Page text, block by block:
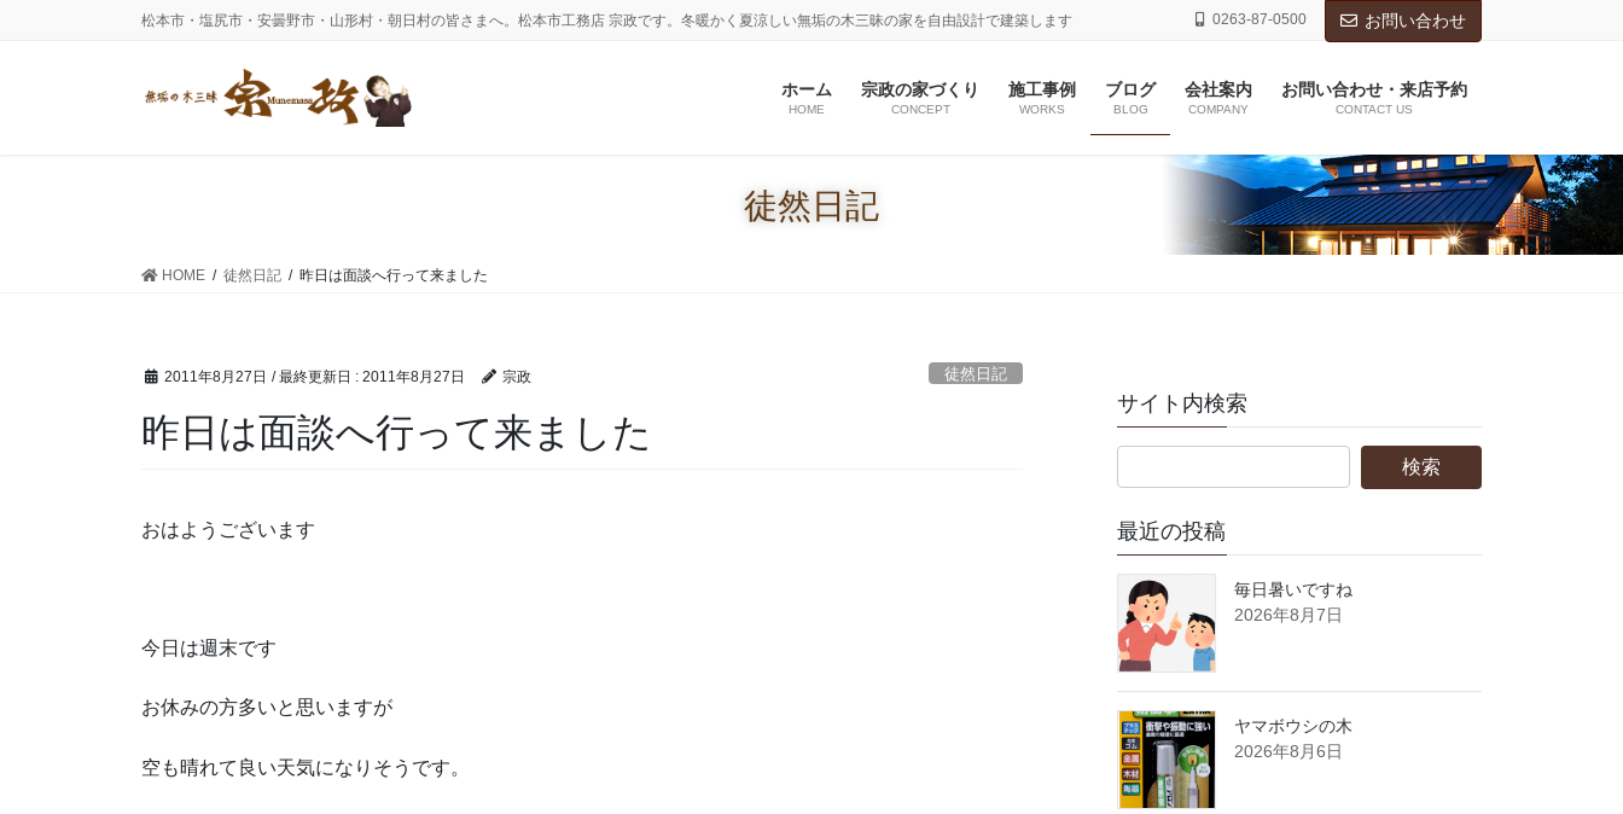
松本市・塩尻市・安曇野市・山形村・朝日村の皆さまへ。松本市工務店 宗政です。冬暖かく夏涼しい無垢の木三昧の家を自由設計で建築します 0263-87-0500 お問い合わせ
ホーム
HOME
宗政の家づくり
CONCEPT
施工事例
WORKS
ブログ
BLOG
会社案内
COMPANY
お問い合わせ・来店予約
CONTACT US
徒然日記
HOME 徒然日記 昨日は面談へ行って来ました
2011年8月27日 / 最終更新日 : 2011年8月27日 宗政 徒然日記
昨日は面談へ行って来ました
おはようございます
今日は週末です
お休みの方多いと思いますが
空も晴れて良い天気になりそうです。
サイト内検索
最近の投稿
毎日暑いですね
2026年8月7日
ヤマボウシの木
2026年8月6日